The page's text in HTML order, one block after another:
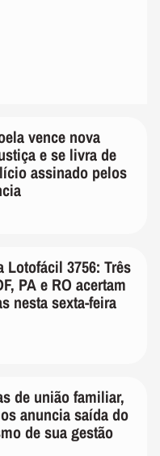
vence nova
e se livra de
assinado pelos
Lotofácil 3756: Três
PA e RO acertam
nesta sexta-feira
de união familiar,
anuncia saída do
de sua gestão